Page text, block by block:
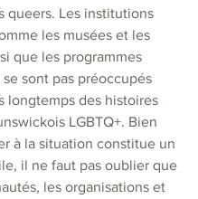
queers. Les institutions
les musées et les
que les programmes
sont pas préoccupés
longtemps des histoires
LGBTQ+. Bien
à la situation constitue un
il ne faut pas oublier que
les organisations et